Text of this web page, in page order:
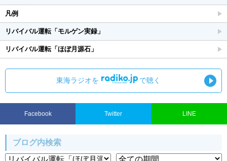
凡例
リバイバル運転「モルゲン実録」
リバイバル運転「ほぼ月源石」
東海ラジオを で聴く
Facebook Twitter LINE
ブログ内検索